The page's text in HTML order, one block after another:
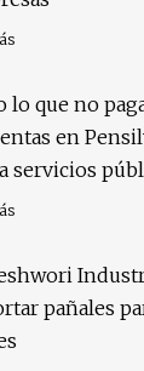
lo que no
en
servicios
pañales